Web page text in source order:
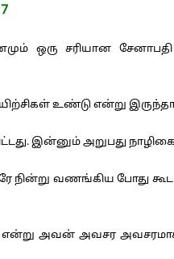
7
ஒரு சரியான
உண்டு என்று
இன்னும் அறுபது
வணங்கிய போது கூட
அவன் அவசர